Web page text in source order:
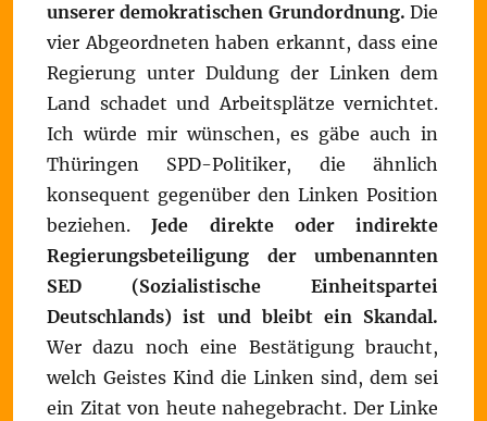
unserer demokratischen Grundordnung. Die
vier Abgeordneten haben erkannt, dass eine
Regierung unter Duldung der Linken dem
Land schadet und Arbeitsplätze vernichtet.
Ich würde mir wünschen, es gäbe auch in
Thüringen SPD-Politiker, die ähnlich
konsequent gegenüber den Linken Position
beziehen.Jede direkte oder indirekte
Regierungsbeteiligung der umbenannten
SED (Sozialistische Einheitspartei
Deutschlands) ist und bleibt ein Skandal.
Wer dazu noch eine Bestätigung braucht,
welch Geistes Kind die Linken sind, dem sei
ein Zitat von heute nahegebracht. Der Linke